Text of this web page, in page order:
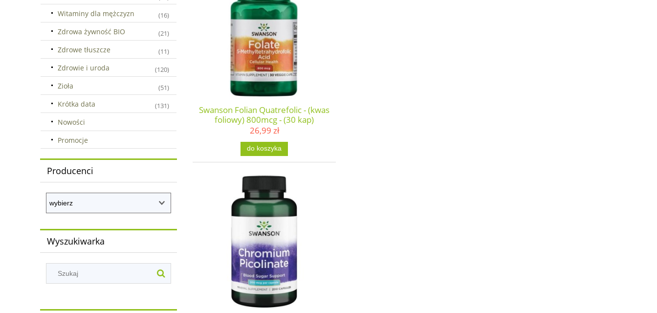
Witaminy dla mężczyzn (16)
Zdrowa żywność BIO (21)
Zdrowe tłuszcze (11)
Zdrowie i uroda (120)
Zioła (51)
Krótka data (131)
Nowości
Promocje
Producenci
Wyszukiwarka
Swanson Folian Quatrefolic - (kwas
foliowy) 800mcg - (30 kap)
26,99 zł
do koszyka